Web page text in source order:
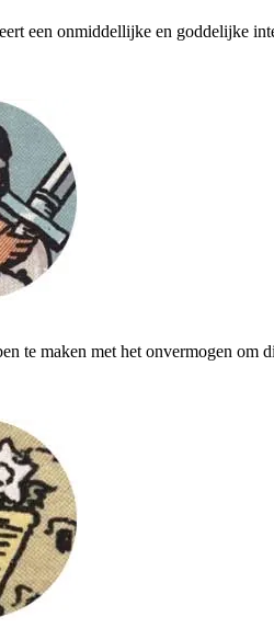
een onmiddellijke en goddelijke
te maken met het onvermogen om